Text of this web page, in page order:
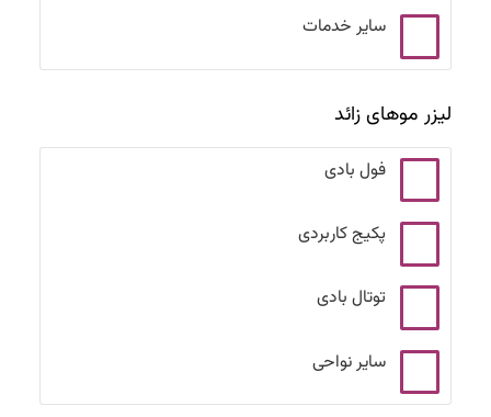
سایر خدمات
لیزر موهای زائد
فول بادی
پکیج کاربردی
توتال بادی
سایر نواحی